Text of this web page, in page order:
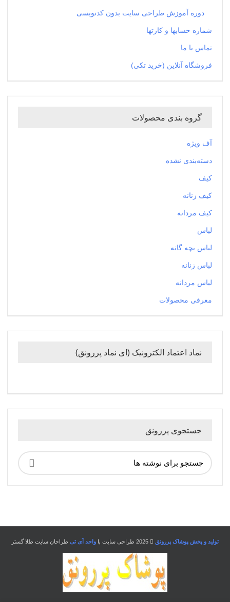
دوره آموزش طراحی سایت بدون کدنویسی
شماره حسابها و کارتها
تماس با ما
فروشگاه آنلاین (خرید تکی)
گروه بندی محصولات
آف ویژه
دسته‌بندی نشده
کیف
کیف زنانه
کیف مردانه
لباس
لباس بچه گانه
لباس زنانه
لباس مردانه
معرفی محصولات
نماد اعتماد الکترونیک (ای نماد پررونق)
جستجوی پررونق
تولید و پخش پوشاک پررونق واحد آی تی طراحان سایت طلا گستر